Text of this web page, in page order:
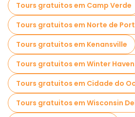
Tours gratuitos em Camp Verde
Tours gratuitos em Norte de
Tours gratuitos em Kenansville
Tours gratuitos em Winter Haven
Tours gratuitos em Cidade do
Tours gratuitos em Wisconsin